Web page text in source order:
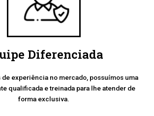
Diferenciada
de experiência no mercado, possuímos uma
qualificada e treinada para lhe atender de
forma exclusiva.